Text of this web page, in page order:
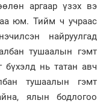
аргаар үзэх вэ
юм. Тийм ч учраас
найруулгад
тушаалын гэмт
бүхэлд нь татан авч
тушаалын гэмт
ялын бодлогоо